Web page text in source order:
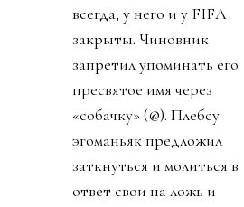
всегда, у него и у FIFA
закрыты. Чиновник
запретил упоминать его
пресвятое имя через
«собачку» (@). Плебсу
эгоманьяк предложил
заткнуться и молиться в
ответ свои на ложь и